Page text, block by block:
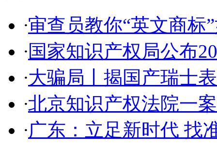
·审查员教你“英文商标
·国家知识产权局公布
·大骗局丨揭国产瑞士
·北京知识产权法院一
·广东：立足新时代 找